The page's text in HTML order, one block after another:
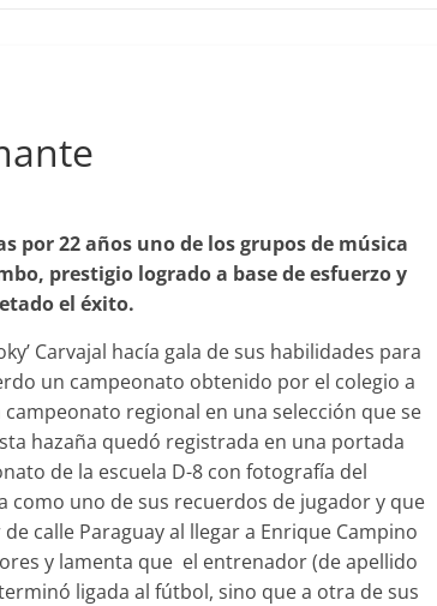
por 22 años uno de los grupos de música
prestigio logrado a base de esfuerzo y
el éxito.
Carvajal hacía gala de sus habilidades para
un campeonato obtenido por el colegio a
regional en una selección que se
hazaña quedó registrada en una portada
de la escuela D-8 con fotografía del
como uno de sus recuerdos de jugador y que
calle Paraguay al llegar a Enrique Campino
y lamenta que el entrenador (de apellido
ligada al fútbol, sino que a otra de sus
Destacado Foco Vecinal
Municipio realiza limpieza
en microbasural
Junio 14, 2020 Prensa LC